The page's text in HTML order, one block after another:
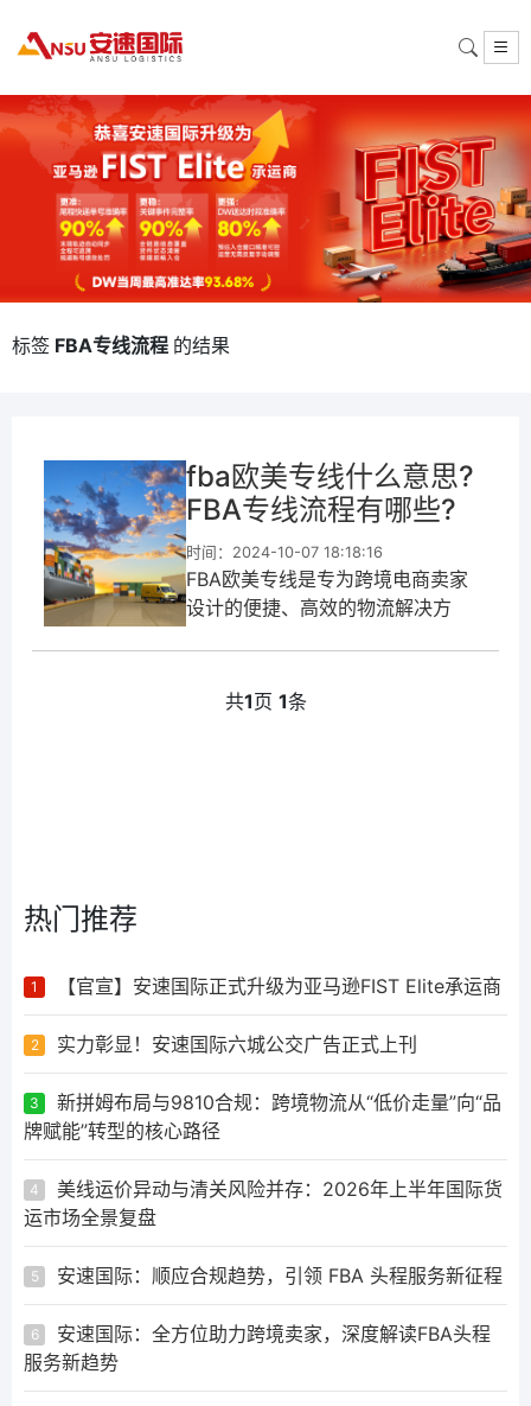
标签 FBA专线流程 的结果
fba欧美专线什么意思?
FBA专线流程有哪些?
时间：2024-10-07 18:18:16
​FBA欧美专线是专为跨境电商卖家
设计的便捷、高效的物流解决方
与特定渠道的国际专线运输。
共1页 1条
热门推荐
1 【官宣】安速国际正式升级为亚马逊FIST Elite承运商
2 实力彰显！安速国际六城公交广告正式上刊
3
新拼姆布局与9810合规：跨境物流从“低价走量”向“品
牌赋能”转型的核心路径
4
美线运价异动与清关风险并存：2026年上半年国际货
运市场全景复盘
5 安速国际：顺应合规趋势，引领 FBA 头程服务新征程
6
安速国际：全方位助力跨境卖家，深度解读FBA头程
服务新趋势